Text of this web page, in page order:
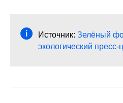
Источник: Зелёный
экологический пресс-